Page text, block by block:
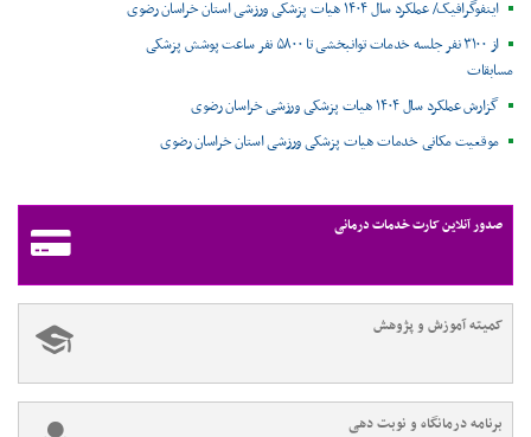
اینفوگرافیک/ عملکرد سال ۱۴۰۴ هیات پزشکی ورزشی استان خراسان رضوی
از ۳۱۰۰ نفر جلسه خدمات توانبخشی تا ۵۸۰۰ نفر ساعت پوشش پزشکی
مسابقات
گزارش عملکرد سال ۱۴۰۴ هیات پزشکی ورزشی خراسان رضوی
موقعیت مکانی خدمات هیات پزشکی ورزشی استان خراسان رضوی ‌
صدور آنلاین کارت خدمات درمانی
کمیته آموزش و پژوهش
برنامه درمانگاه و نوبت دهی